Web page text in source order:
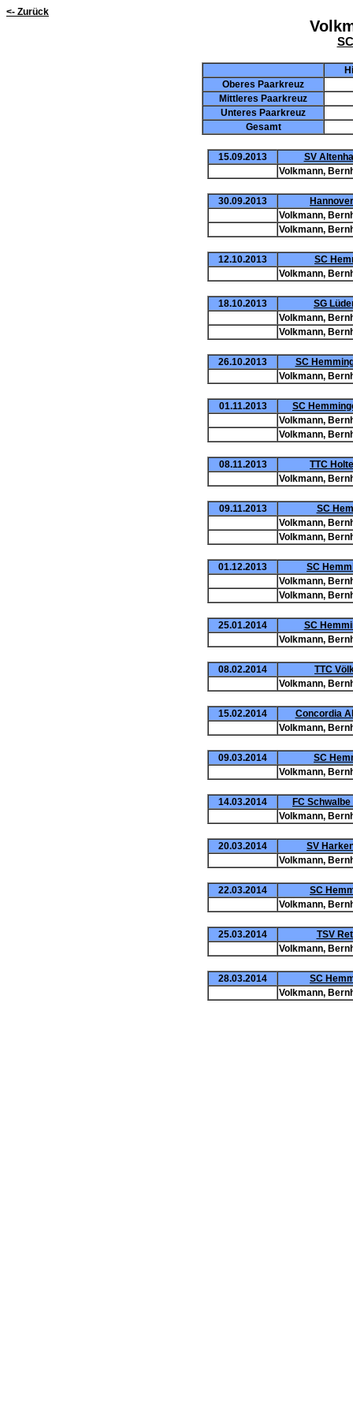
<- Zurück
Oberes Paarkreuz
Mittleres Paarkreuz
Unteres Paarkreuz
Gesamt
15.09.2013
SV
Volkmann,
30.09.2013
Volkmann,
Volkmann,
12.10.2013
SC
Volkmann,
18.10.2013
SG
Volkmann,
Volkmann,
26.10.2013
SC
Volkmann,
01.11.2013
SC
Volkmann,
Volkmann,
08.11.2013
TTC
Volkmann,
09.11.2013
SC
Volkmann,
Volkmann,
01.12.2013
SC
Volkmann,
Volkmann,
25.01.2014
SC
Volkmann,
08.02.2014
TTC
Volkmann,
15.02.2014
Concordia
Volkmann,
09.03.2014
SC
Volkmann,
14.03.2014
FC
Volkmann,
20.03.2014
SV
Volkmann,
22.03.2014
SC
Volkmann,
25.03.2014
TSV
Volkmann,
28.03.2014
SC
Volkmann,